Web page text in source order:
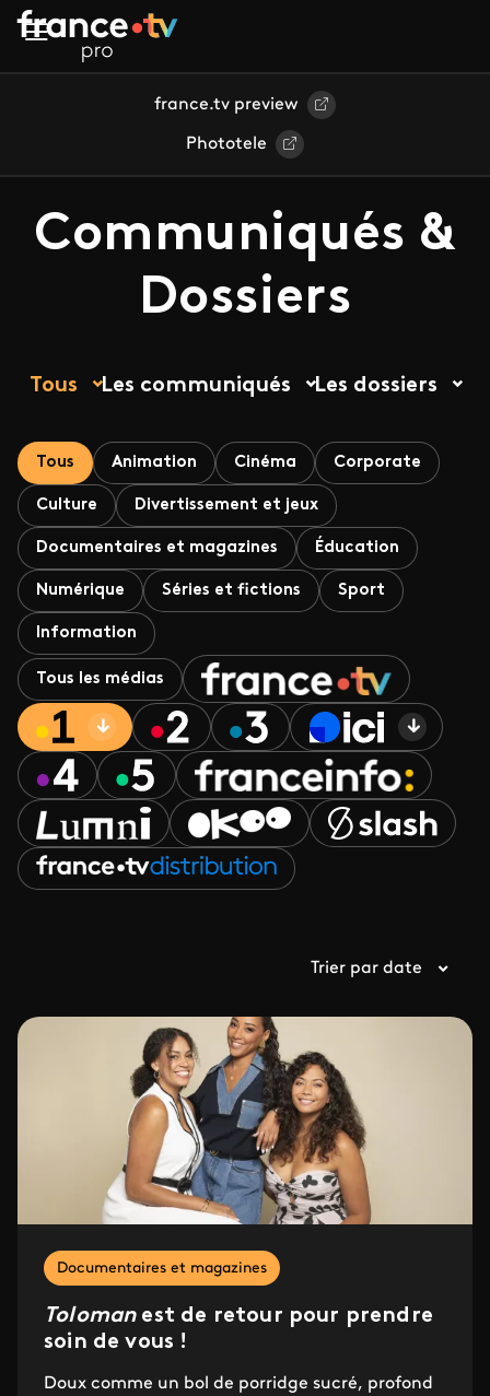
Aller au contenu principal
france.tv preview
Phototele
Communiqués &
Dossiers
Tous Les communiqués Les dossiers
Tous Animation Cinéma Corporate
Culture Divertissement et jeux
Documentaires et magazines Éducation
Numérique Séries et fictions Sport
Information
Tous les médias
Trier par date
Documentaires et magazines
Tolomanest de retour pour prendre
soin de vous !
Doux comme un bol de porridge sucré, profond